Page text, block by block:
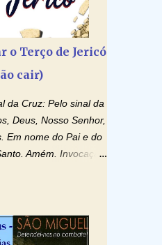
o Terço de Jericó
cair)
da Cruz: Pelo sinal da
Deus, Nosso Senhor,
Em nome do Pai e do
Amém. Invocação
será criado. E
terra. Oremos: Ó